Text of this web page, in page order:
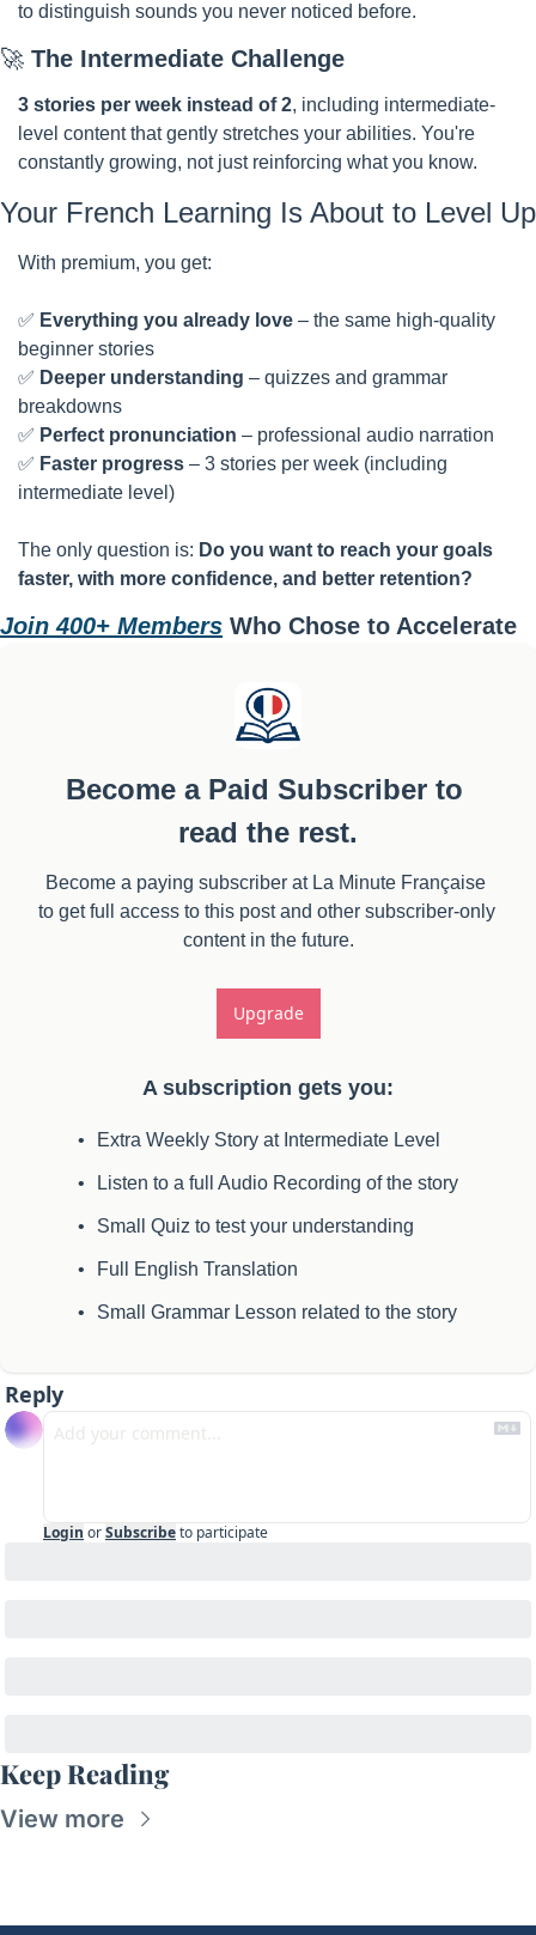
to distinguish sounds you never noticed before.
🚀 The Intermediate Challenge
3 stories per week instead of 2, including intermediate-
level content that gently stretches your abilities. You're
constantly growing, not just reinforcing what you know.
Your French Learning Is About to Level Up
With premium, you get:
✅ Everything you already love – the same high-quality
beginner stories
✅ Deeper understanding – quizzes and grammar
breakdowns
✅ Perfect pronunciation – professional audio narration
✅ Faster progress – 3 stories per week (including
intermediate level)
The only question is: Do you want to reach your goals
faster, with more confidence, and better retention?
Join 400+ Members Who Chose to Accelerate
Become a Paid Subscriber to
read the rest.
Become a paying subscriber at La Minute Française
to get full access to this post and other subscriber-only
content in the future.
Upgrade
A subscription gets you:
Extra Weekly Story at Intermediate Level
Listen to a full Audio Recording of the story
Small Quiz to test your understanding
Full English Translation
Small Grammar Lesson related to the story
Reply
Login orSubscribeto participate
Keep Reading
View more